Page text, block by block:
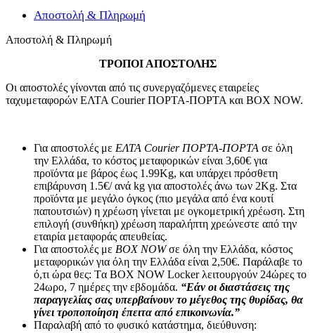
Αποστολή & Πληρωμή
Αποστολή & Πληρωμή
ΤΡΟΠΟΙ ΑΠΟΣΤΟΛΗΣ
Οι αποστολές γίνονται από τις συνεργαζόμενες εταιρείες
ταχυμεταφορών ΕΛΤΑ Courier ΠΟΡΤΑ-ΠΟΡΤΑ και BOX NOW.
Για αποστολές με ΕΛΤΑ Courier ΠΟΡΤΑ-ΠΟΡΤΑ σε όλη
την Ελλάδα, το κόστος μεταφορικών είναι 3,60€ για
προϊόντα με βάρος έως 1.99Kg, και υπάρχει πρόσθετη
επιβάρυνση 1.5€/ ανά kg για αποστολές άνω των 2Κg. Στα
προϊόντα με μεγάλο όγκος (πιο μεγάλα από ένα κουτί
παπουτσιών) η χρέωση γίνεται με ογκομετρική χρέωση. Στη
επιλογή (συνθήκη) χρέωση παραλήπτη χρεώνεστε από την
εταιρία μεταφοράς απευθείας.
Για αποστολές με BOX NOWσε όλη την Ελλάδα, κόστος
μεταφορικών για όλη την Ελλάδα είναι 2,50€. Παράλαβε το
ό,τι ώρα θες: Tα ΒΟΧ ΝΟW Locker λειτουργούν 24ώρες το
24ωρο, 7 ημέρες την εβδομάδα. “Εάν οι διαστάσεις της
παραγγελίας σας υπερβαίνουν το μέγεθος της θυρίδας, θα
γίνει τροποποίηση έπειτα από επικοινωνία.”
Παραλαβή από το φυσικό κατάστημα, διεύθυνση: